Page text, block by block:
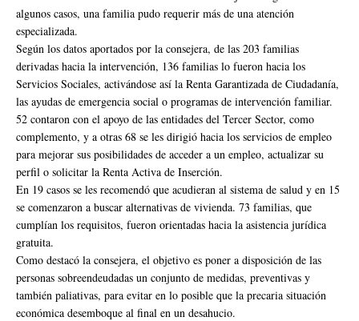
algunos casos, una familia pudo requerir más de una atención
especializada.
Según los datos aportados por la consejera, de las 203 familias
derivadas hacia la intervención, 136 familias lo fueron hacia los
Servicios Sociales, activándose así la Renta Garantizada de Ciudadanía,
las ayudas de emergencia social o programas de intervención familiar.
52 contaron con el apoyo de las entidades del Tercer Sector, como
complemento, y a otras 68 se les dirigió hacia los servicios de empleo
para mejorar sus posibilidades de acceder a un empleo, actualizar su
perfil o solicitar la Renta Activa de Inserción.
En 19 casos se les recomendó que acudieran al sistema de salud y en 15
se comenzaron a buscar alternativas de vivienda. 73 familias, que
cumplían los requisitos, fueron orientadas hacia la asistencia jurídica
gratuita.
Como destacó la consejera, el objetivo es poner a disposición de las
personas sobreendeudadas un conjunto de medidas, preventivas y
también paliativas, para evitar en lo posible que la precaria situación
económica desemboque al final en un desahucio.